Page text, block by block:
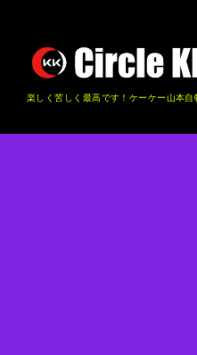
楽しく苦しく最高です！ケーケー山本自